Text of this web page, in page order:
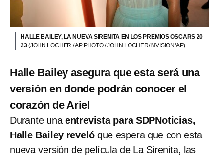
HALLE BAILEY, LA NUEVA SIRENITA EN LOS PREMIOS OSCARS 20
23(JOHN LOCHER / AP PHOTO / JOHN LOCHER/INVISION/AP)
Halle Bailey asegura que esta será una
versión en donde podrán conocer el
corazón de Ariel
Durante una entrevista para SDPNoticias,
Halle Bailey reveló que espera que con esta
nueva versión de película de La Sirenita, las